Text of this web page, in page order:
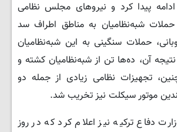
پیدا کرد و نیروهای مجلس نظامی
شبه‌نظامیان به مناطق اطراف سد
حملات سنگینی به این شبه‌نظامیان
آن، ده‌ها تن از شبه‌نظامیان کشته و
تجهیزات نظامی زیادی از جمله دو
موتور سیکلت نیز تخریب شد.
دفاع ترکیه نیز اعلام کرد که در روز